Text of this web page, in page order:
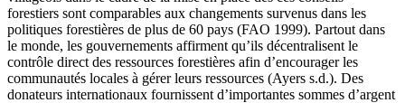
forestiers sont comparables aux changements survenus dans les
politiques forestières de plus de 60 pays (FAO 1999). Partout dans
le monde, les gouvernements affirment qu’ils décentralisent le
contrôle direct des ressources forestières afin d’encourager les
communautés locales à gérer leurs ressources (Ayers s.d.). Des
donateurs internationaux fournissent d’importantes sommes d’argent